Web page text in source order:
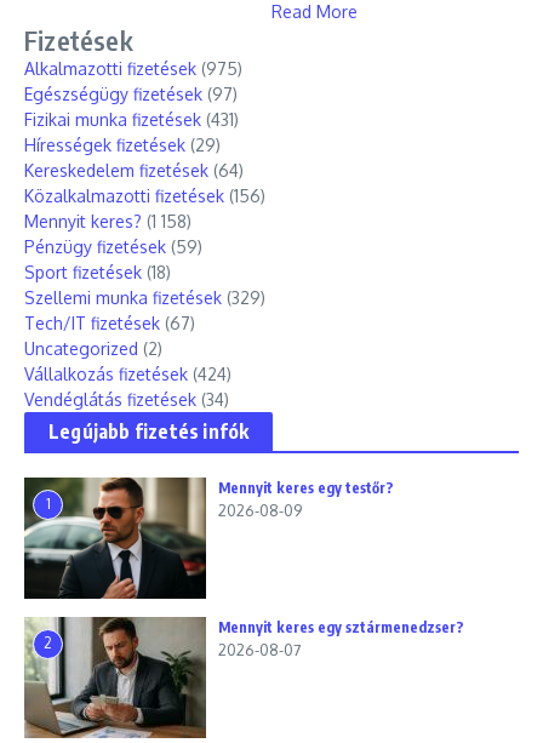
Read More
Fizetések
Alkalmazotti fizetések (975)
Egészségügy fizetések (97)
Fizikai munka fizetések (431)
Hírességek fizetések (29)
Kereskedelem fizetések (64)
Közalkalmazotti fizetések (156)
Mennyit keres? (1 158)
Pénzügy fizetések (59)
Sport fizetések (18)
Szellemi munka fizetések (329)
Tech/IT fizetések (67)
Uncategorized (2)
Vállalkozás fizetések (424)
Vendéglátás fizetések (34)
Legújabb fizetés infók
1
Mennyit keres egy testőr?
2026-08-09
2
Mennyit keres egy sztármenedzser?
2026-08-07